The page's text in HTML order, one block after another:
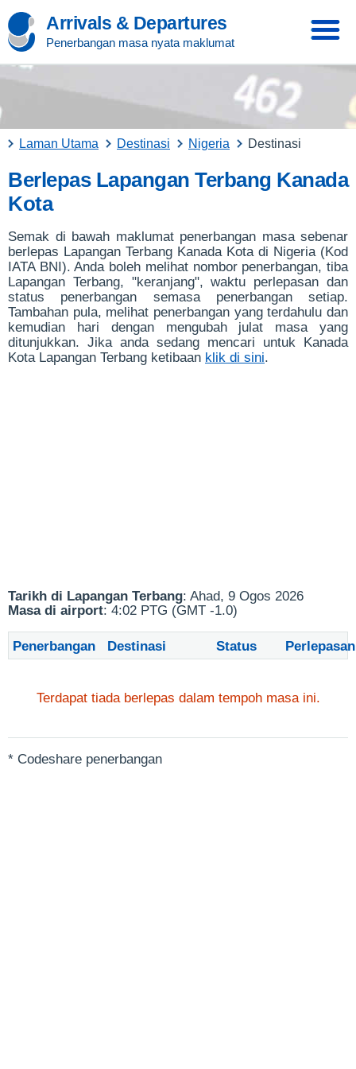
Arrivals & Departures
Penerbangan masa nyata maklumat
Laman Utama Destinasi Nigeria Destinasi
Berlepas Lapangan Terbang Kanada
Kota
Semak di bawah maklumat penerbangan masa sebenar
berlepas Lapangan Terbang Kanada Kota di Nigeria (Kod
IATA BNI). Anda boleh melihat nombor penerbangan, tiba
Lapangan Terbang, "keranjang", waktu perlepasan dan
status penerbangan semasa penerbangan setiap.
Tambahan pula, melihat penerbangan yang terdahulu dan
kemudian hari dengan mengubah julat masa yang
ditunjukkan. Jika anda sedang mencari untuk Kanada
Kota Lapangan Terbang ketibaan klik di sini.
Tarikh di Lapangan Terbang: Ahad, 9 Ogos 2026
Masa di airport: 4:02 PTG (GMT -1.0)
Penerbangan Destinasi Status Perlepasan
Terdapat tiada berlepas dalam tempoh masa ini.
* Codeshare penerbangan